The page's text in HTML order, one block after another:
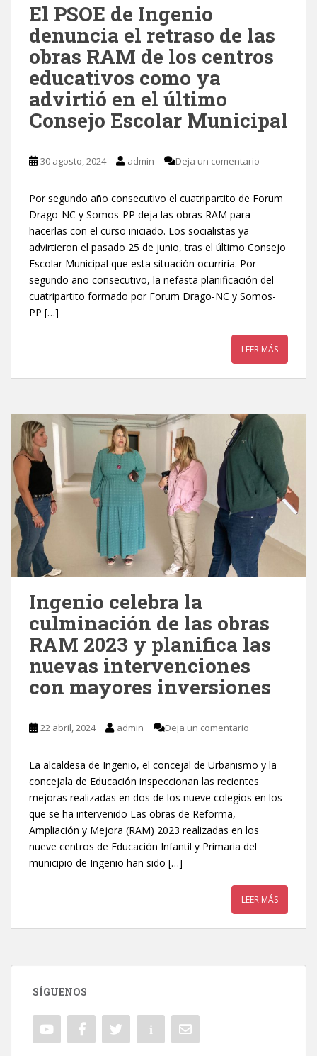
El PSOE de Ingenio
denuncia el retraso de las
obras RAM de los centros
educativos como ya
advirtió en el último
Consejo Escolar Municipal
30 agosto, 2024 admin Deja un comentario
Por segundo año consecutivo el cuatripartito de Forum
Drago-NC y Somos-PP deja las obras RAM para
hacerlas con el curso iniciado. Los socialistas ya
advirtieron el pasado 25 de junio, tras el último Consejo
Escolar Municipal que esta situación ocurriría. Por
segundo año consecutivo, la nefasta planificación del
cuatripartito formado por Forum Drago-NC y Somos-
PP […]
LEER MÁS
Ingenio celebra la
culminación de las obras
RAM 2023 y planifica las
nuevas intervenciones
con mayores inversiones
22 abril, 2024 admin Deja un comentario
La alcaldesa de Ingenio, el concejal de Urbanismo y la
concejala de Educación inspeccionan las recientes
mejoras realizadas en dos de los nueve colegios en los
que se ha intervenido Las obras de Reforma,
Ampliación y Mejora (RAM) 2023 realizadas en los
nueve centros de Educación Infantil y Primaria del
municipio de Ingenio han sido […]
LEER MÁS
SÍGUENOS